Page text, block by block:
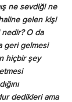
ne sevdiği ne
gelen kişi
nedir? O da
geri gelmesi
hiçbir şey
dedikleri ama